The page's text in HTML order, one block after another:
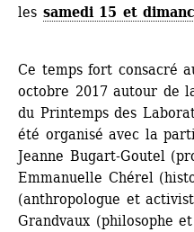
les samedi 15 et
Ce temps fort consacré
octobre 2017 autour de
du Printemps des
été organisé avec la
Jeanne Bugart-Goutel
Emmanuelle Chérel
(anthropologue et
Grandvaux (philosophe